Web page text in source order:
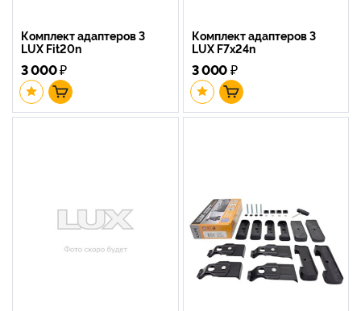
Комплект адаптеров 3
LUX Fit20n
3 000₽
Комплект адаптеров 3
LUX F7x24n
3 000₽